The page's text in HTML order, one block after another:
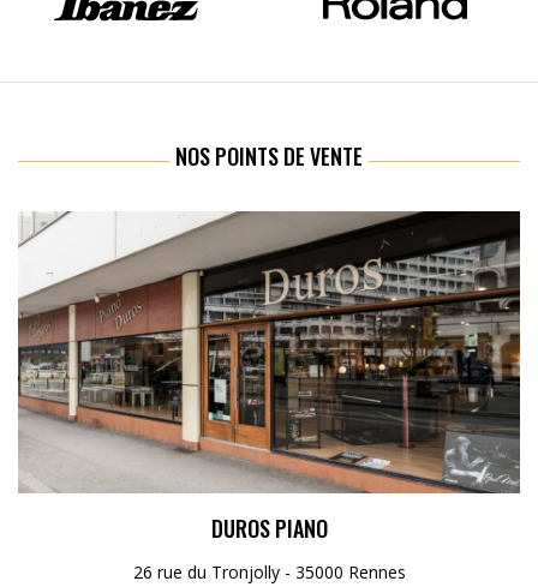
NOS POINTS DE VENTE
DUROS PIANO
26 rue du Tronjolly - 35000 Rennes